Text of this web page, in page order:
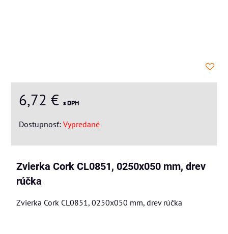
6,72 € s DPH
Dostupnosť: Vypredané
Zvierka Cork CL0851, 0250x050 mm, drev
rúčka
Zvierka Cork CL0851, 0250x050 mm, drev rúčka